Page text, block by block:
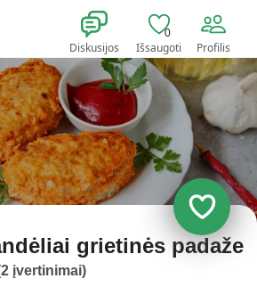
Diskusijos
0
Išsaugoti Profilis
grietinės padaže
įvertinimai)